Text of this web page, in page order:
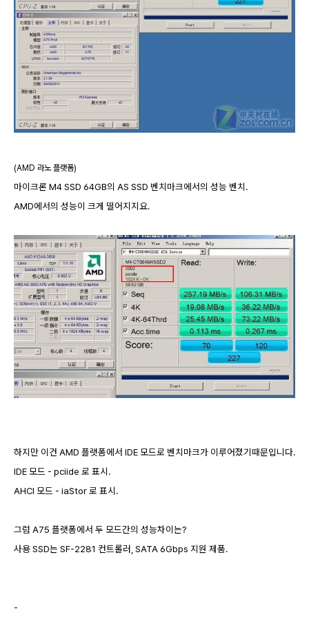
(AMD 라노 플랫폼)
마이크론 M4 SSD 64GB의 AS SSD 벤치마크에서의 성능 벤치.
AMD에서의 성능이 크게 떨어지지요.
하지만 이건 AMD 플랫폼에서 IDE 모드로 벤치마크가 이루어졌기때문입니다.
IDE 모드 - pciide 로 표시.
AHCI 모드 - iaStor 로 표시.
그럼 A75 플랫폼에서 두 모드간의 성능차이는?
사용 SSD는 SF-2281 컨트롤러, SATA 6Gbps 지원 제품.
-